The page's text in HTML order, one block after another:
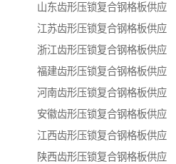
山东齿形压锁复合钢格板供应
江苏齿形压锁复合钢格板供应
浙江齿形压锁复合钢格板供应
福建齿形压锁复合钢格板供应
河南齿形压锁复合钢格板供应
安徽齿形压锁复合钢格板供应
江西齿形压锁复合钢格板供应
陕西齿形压锁复合钢格板供应